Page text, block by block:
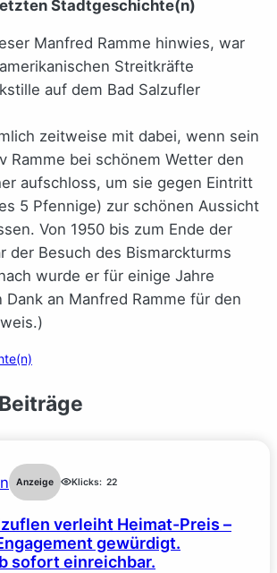
Stadtgeschichte(n)
Manfred Ramme hinwies, war
Streitkräfte
auf dem Bad Salzufler
zeitweise mit dabei, wenn sein
Ramme bei schönem Wetter den
aufschloss, um sie gegen Eintritt
5 Pfennige) zur schönen Aussicht
Von 1950 bis zum Ende der
der Besuch des Bismarckturms
wurde er für einige Jahre
an Manfred Ramme für den
Anzeige Klicks: 22
verleiht Heimat-Preis –
gewürdigt.
sofort einreichbar.